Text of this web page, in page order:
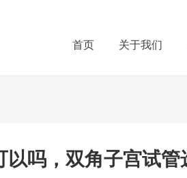
首页 关于我们
吗，双角子宫试